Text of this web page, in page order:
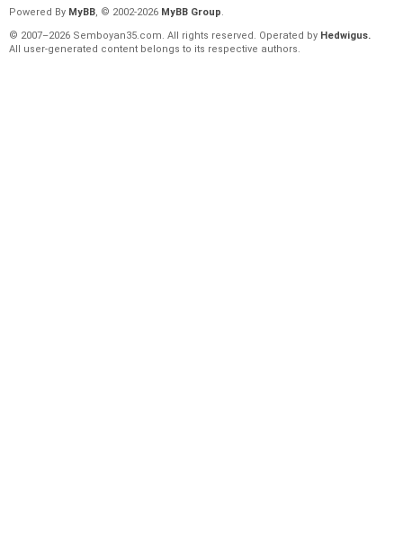
Powered By MyBB, © 2002-2026 MyBB Group.
© 2007–2026 Semboyan35.com. All rights reserved. Operated by Hedwigus.
All user-generated content belongs to its respective authors.